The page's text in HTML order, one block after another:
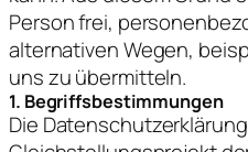
Person frei,
alternativen Wegen,
uns zu übermitteln.
1. Begriffsbestimmungen
Die